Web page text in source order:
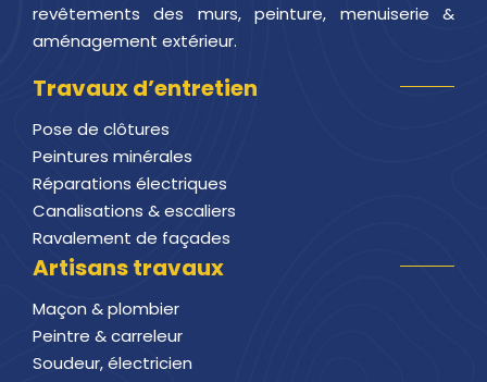
revêtements des murs, peinture, menuiserie &
aménagement extérieur.
Travaux d’entretien
Pose de clôtures
Peintures minérales
Réparations électriques
Canalisations & escaliers
Ravalement de façades
Artisans travaux
Maçon & plombier
Peintre & carreleur
Soudeur, électricien